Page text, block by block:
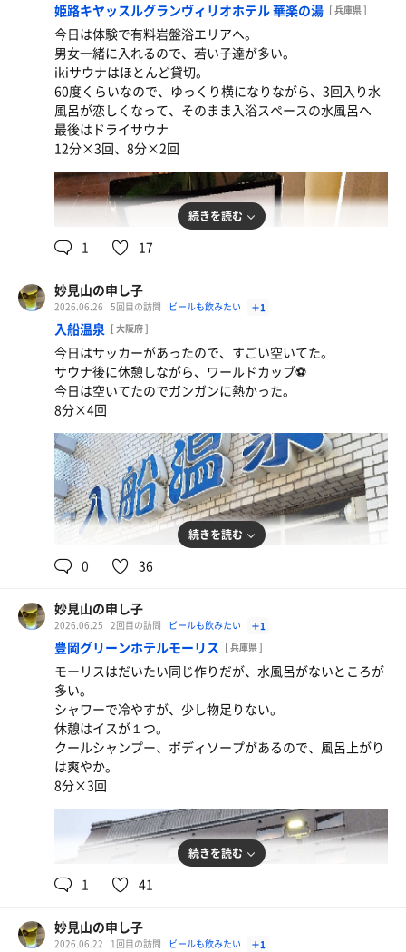
ハートランド
岡山生ビール
少し高いけど
姫路キヤッスルグランヴィリオホテル 華楽の湯 [ 兵庫県 ]
今日は体験で有料岩盤浴エリアへ。
男女一緒に入れるので、若い子達が多い。
ikiサウナはほとんど貸切。
60度くらいなので、ゆっくり横になりながら、3回入り水
風呂が恋しくなって、そのまま入浴スペースの水風呂へ
最後はドライサウナ
12分×3回、8分×2回
キリン一番搾り
続きを読む
1 17
妙見山の申し子
2026.06.26 5回目の訪問 ビールも飲みたい ＋1
入船温泉 [ 大阪府 ]
今日はサッカーがあったので、すごい空いてた。
サウナ後に休憩しながら、ワールドカッブ⚽️
今日は空いてたのでガンガンに熱かった。
8分×4回
続きを読む
0 36
妙見山の申し子
2026.06.25 2回目の訪問 ビールも飲みたい ＋1
豊岡グリーンホテルモーリス [ 兵庫県 ]
モーリスはだいたい同じ作りだが、水風呂がないところが
多い。
シャワーで冷やすが、少し物足りない。
休憩はイスが１つ。
クールシャンプー、ボディソープがあるので、風呂上がり
は爽やか。
8分×3回
続きを読む
1 41
妙見山の申し子
2026.06.22 1回目の訪問 ビールも飲みたい ＋1